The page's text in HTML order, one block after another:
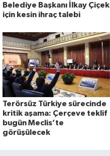
Belediye Başkanı İlkay Çiçek
için kesin ihraç talebi
Terörsüz Türkiye sürecinde
kritik aşama: Çerçeve teklif
bugün Meclis’te
görüşülecek